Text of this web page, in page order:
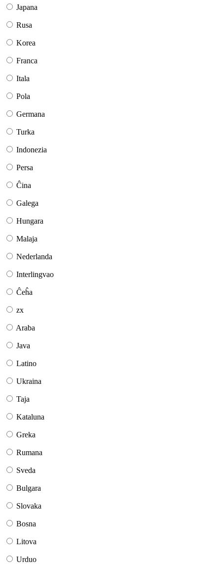
Japana
Rusa
Korea
Franca
Itala
Pola
Germana
Turka
Indonezia
Persa
Ĉina
Galega
Hungara
Malaja
Nederlanda
Interlingvao
Ĉeĥa
zx
Araba
Java
Latino
Ukraina
Taja
Kataluna
Greka
Rumana
Sveda
Bulgara
Slovaka
Bosna
Litova
Urduo